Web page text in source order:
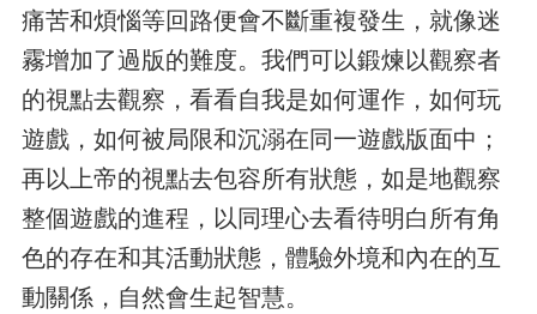
痛苦和煩惱等回路便會不斷重複發生，就像迷
霧增加了過版的難度。我們可以鍛煉以觀察者
的視點去觀察，看看自我是如何運作，如何玩
遊戲，如何被局限和沉溺在同一遊戲版面中；
再以上帝的視點去包容所有狀態，如是地觀察
整個遊戲的進程，以同理心去看待明白所有角
色的存在和其活動狀態，體驗外境和內在的互
動關係，自然會生起智慧。